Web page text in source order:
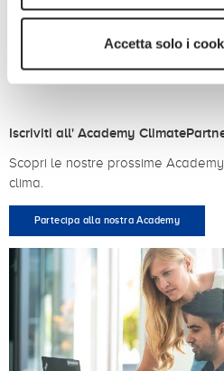
Accetta solo i
effettivamente la
futuro sostenibile".
Isidora Penning de Vries
Iscriviti all' Academy
Scopri le nostre prossime
clima.
Partecipa alla nostra Academy